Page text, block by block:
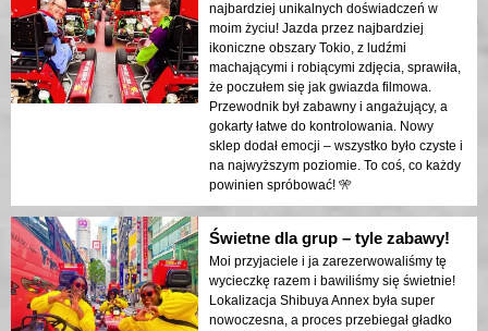
najbardziej unikalnych doświadczeń w
moim życiu! Jazda przez najbardziej
ikoniczne obszary Tokio, z ludźmi
machającymi i robiącymi zdjęcia, sprawiła,
że poczułem się jak gwiazda filmowa.
Przewodnik był zabawny i angażujący, a
gokarty łatwe do kontrolowania. Nowy
sklep dodał emocji – wszystko było czyste i
na najwyższym poziomie. To coś, co każdy
powinien spróbować! 🎌
Świetne dla grup – tyle zabawy!
Moi przyjaciele i ja zarezerwowaliśmy tę
wycieczkę razem i bawiliśmy się świetnie!
Lokalizacja Shibuya Annex była super
nowoczesna, a proces przebiegał gładko